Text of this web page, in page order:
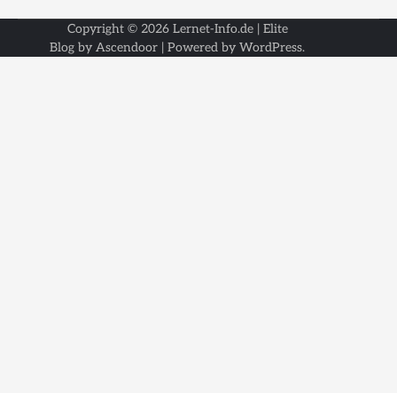
Copyright © 2026 Lernet-Info.de| Elite
Blog by Ascendoor | Powered by WordPress.